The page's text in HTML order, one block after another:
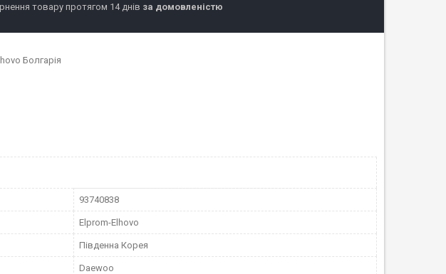
товару протягом 14 днів за домовленістю
Болгарія
93740838
Elprom-Elhovo
Південна Корея
Daewoo